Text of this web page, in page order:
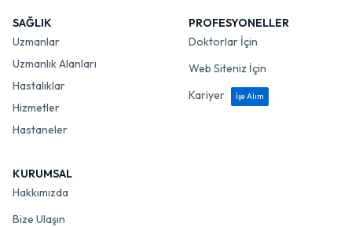
SAĞLIK
Uzmanlar
Uzmanlık Alanları
Hastalıklar
Hizmetler
Hastaneler
PROFESYONELLER
Doktorlar İçin
Web Siteniz İçin
Kariyer
İşe Alım
KURUMSAL
Hakkımızda
Bize Ulaşın